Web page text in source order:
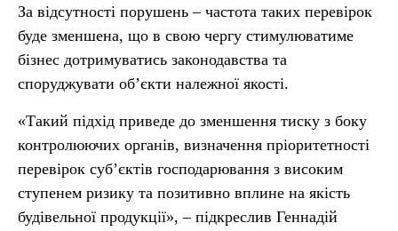
За відсутності порушень – частота таких перевірок
буде зменшена, що в свою чергу стимулюватиме
бізнес дотримуватись законодавства та
споруджувати об’єкти належної якості.
«Такий підхід приведе до зменшення тиску з боку
контролюючих органів, визначення пріоритетності
перевірок суб’єктів господарювання з високим
ступенем ризику та позитивно вплине на якість
будівельної продукції», – підкреслив Геннадій